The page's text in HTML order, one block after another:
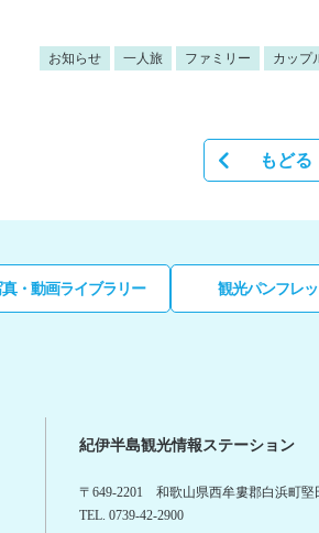
お知らせ 一人旅 ファミリー カップ
もどる
・動画ライブラリー 観光パンフレ
紀伊半島観光情報ステーション
〒649-2201 和歌山県西牟婁郡白浜町堅
TEL. 0739-42-2900